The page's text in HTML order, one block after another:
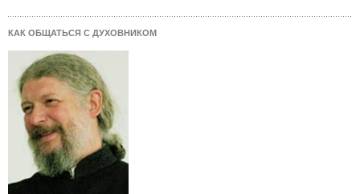
КАК ОБЩАТЬСЯ С ДУХОВНИКОМ